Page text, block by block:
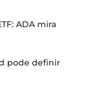
ADA mira
pode definir